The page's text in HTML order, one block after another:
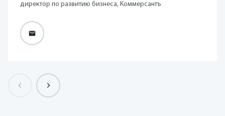
директор по развитию бизнеса, Коммерсантъ